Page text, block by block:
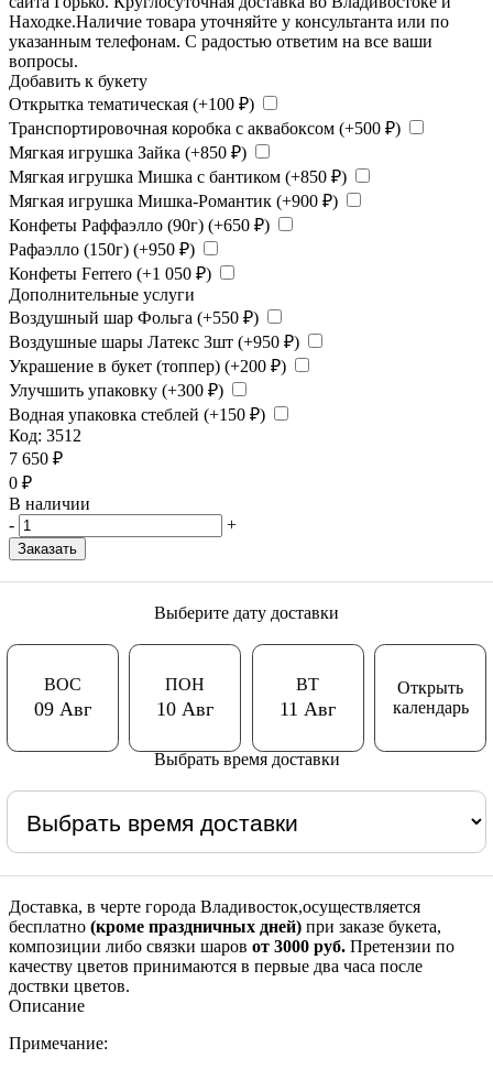
Находке.Наличие товара уточняйте у консультанта или по
указанным телефонам. С радостью ответим на все ваши
вопросы.
Добавить к букету
Открытка тематическая (+100 ₽)
Транспортировочная коробка с аквабоксом (+500 ₽)
Мягкая игрушка Зайка (+850 ₽)
Мягкая игрушка Мишка с бантиком (+850 ₽)
Мягкая игрушка Мишка-Романтик (+900 ₽)
Конфеты Раффаэлло (90г) (+650 ₽)
Рафаэлло (150г) (+950 ₽)
Конфеты Ferrero (+1 050 ₽)
Дополнительные услуги
Воздушный шар Фольга (+550 ₽)
Воздушные шары Латекс 3шт (+950 ₽)
Украшение в букет (топпер) (+200 ₽)
Улучшить упаковку (+300 ₽)
Водная упаковка стеблей (+150 ₽)
Код: 3512
7 650 ₽
0 ₽
В наличии
-
+
Заказать
Выберите дату доставки
ВОС
09 Авг
ПОН
10 Авг
ВТ
11 Авг
Открыть
календарь
Выбрать время доставки
Доставка, в черте города Владивосток,осуществляется
бесплатно (кроме праздничных дней) при заказе букета,
композиции либо связки шаров от 3000 руб. Претензии по
качеству цветов принимаются в первые два часа после
доствки цветов.
Описание
Примечание: